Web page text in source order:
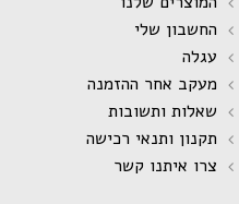
החשבון שלי
עגלה
מעקב אחר ההזמנה
שאלות ותשובות
תקנון ותנאי רכישה
צרו איתנו קשר